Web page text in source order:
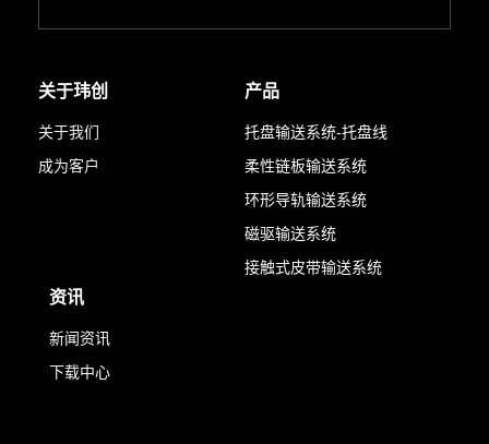
关于玮创
关于我们
成为客户
产品
托盘输送系统-托盘线
柔性链板输送系统
环形导轨输送系统
磁驱输送系统
接触式皮带输送系统
资讯
新闻资讯
下载中心